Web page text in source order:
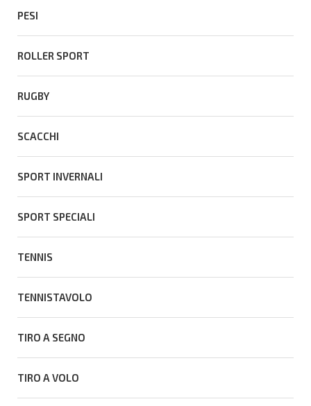
PESI
ROLLER SPORT
RUGBY
SCACCHI
SPORT INVERNALI
SPORT SPECIALI
TENNIS
TENNISTAVOLO
TIRO A SEGNO
TIRO A VOLO